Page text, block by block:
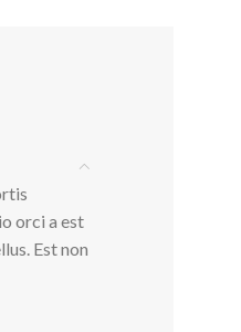
orci a est
Est non